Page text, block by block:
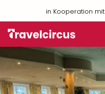
in Kooperation mit